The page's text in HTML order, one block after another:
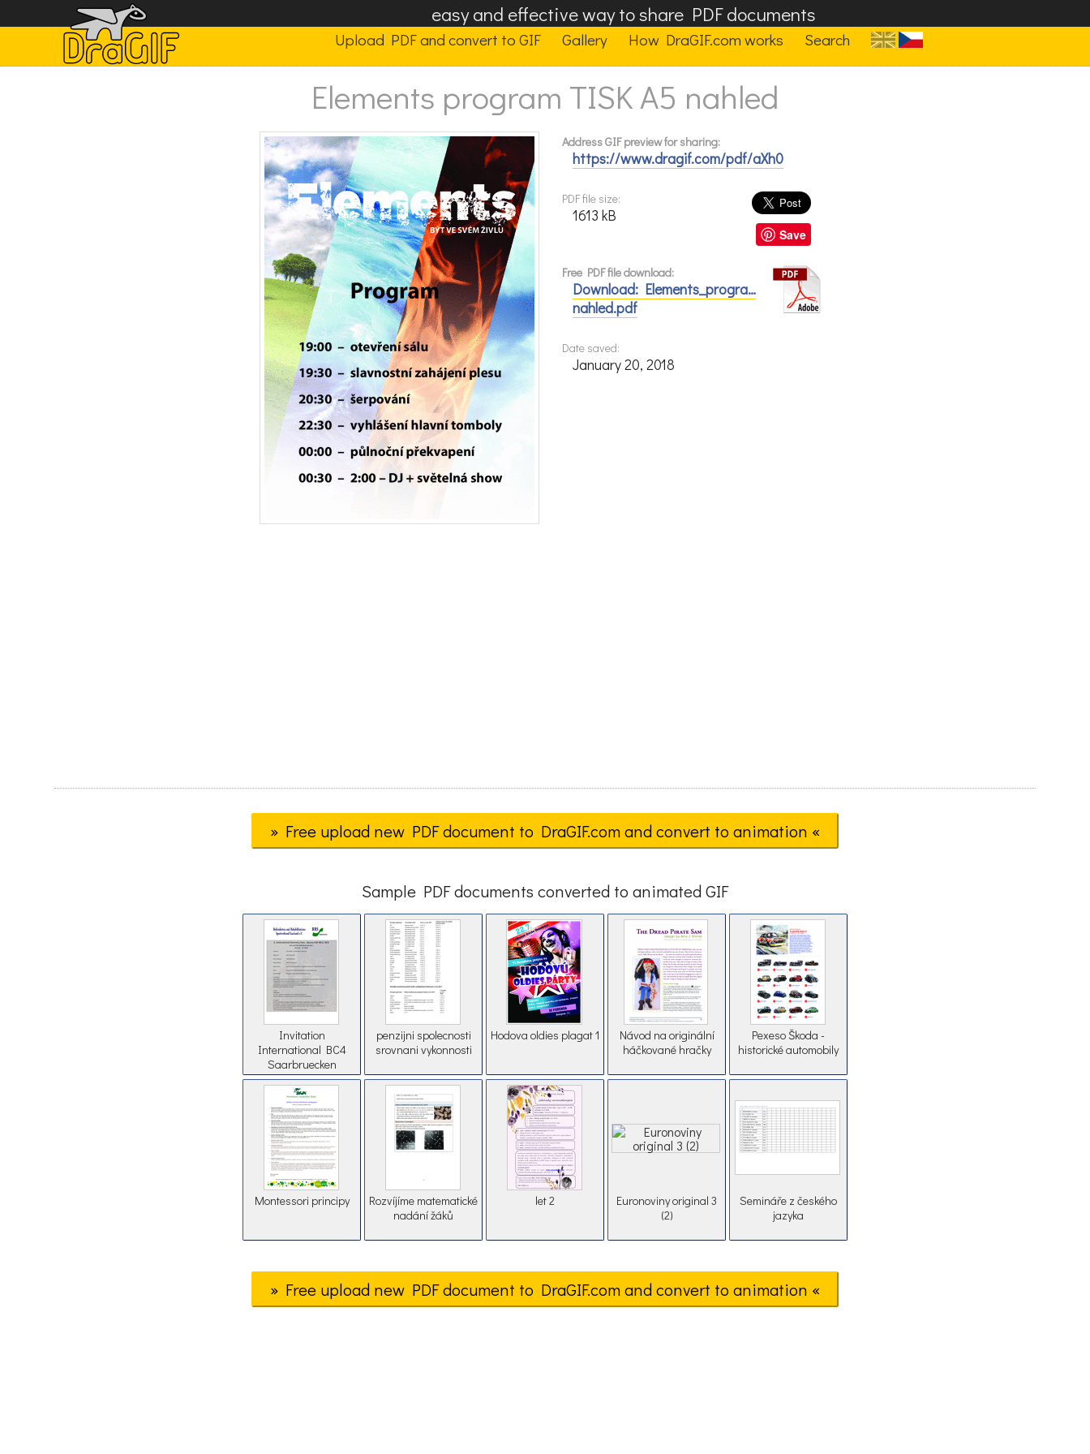
easy and effective way to share PDF documents
Upload PDF and convert to GIF Gallery How DraGIF.com works Search
Elements program TISK A5 nahled
Address GIF preview for sharing:
https://www.dragif.com/pdf/aXh0
Save
PDF file size:
1613 kB
Free PDF file download:
Download: Elements_progra…
nahled.pdf
Date saved:
January 20, 2018
» Free upload new PDF document to DraGIF.com and convert to animation «
Sample PDF documents converted to animated GIF
Invitation
International BC4
Saarbruecken
GERMANY 2018
penzijni spolecnosti
srovnani vykonnosti
Hodova oldies plagat 1
Návod na originální
háčkované hračky
Pexeso Škoda -
historické automobily
Montessori principy
Rozvíjíme matematické
nadání žáků
let 2
Euronoviny original 3
(2)
Semináře z českého
jazyka
» Free upload new PDF document to DraGIF.com and convert to animation «